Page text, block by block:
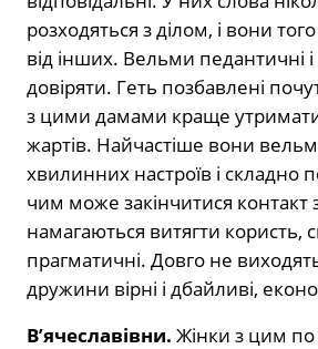
розходяться з ділом, і вони
від інших. Вельми педантичні і
довіряти. Геть позбавлені
з цими дамами краще
жартів. Найчастіше вони
хвилинних настроїв і складно
чим може закінчитися контакт
намагаються витягти користь,
прагматичні. Довго не
дружини вірні і дбайливі,
В’ячеславівни. Жінки з цим по